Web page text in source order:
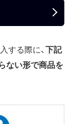
する際に、下記
ない形で商品を